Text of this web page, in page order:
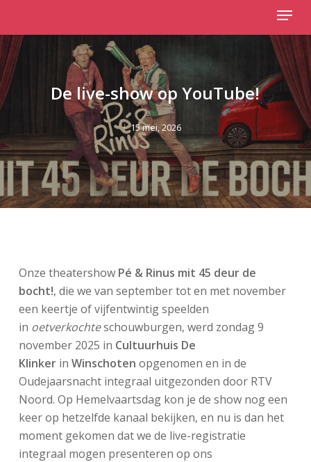
main
content
Menu
De live-show op YouTube!
15 mei, 2026
Onze theatershow Pé & Rinus mit 45 deur de
bocht!, die we van september tot en met november
een keertje of vijfentwintig speelden
in oetverkochteschouwburgen, werd zondag 9
november 2025 in Cultuurhuis De
Klinker in Winschoten opgenomen en in de
Oudejaarsnacht integraal uitgezonden door RTV
Noord. Op Hemelvaartsdag kon je de show nog een
keer op hetzelfde kanaal bekijken, en nu is dan het
moment gekomen dat we de live-registratie
integraal mogen presenteren op ons
Close
Menu